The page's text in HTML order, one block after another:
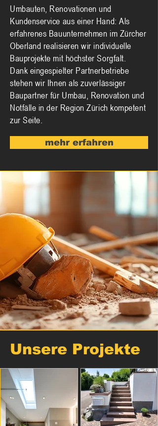
Umbauten, Renovationen und
Kundenservice aus einer Hand: Als
erfahrenes Bauunternehmen im Zürcher
Oberland realisieren wir individuelle
Bauprojekte mit höchster Sorgfalt.
Dank eingespielter Partnerbetriebe
stehen wir Ihnen als zuverlässiger
Baupartner für Umbau, Renovation und
Notfälle in der Region Zürich kompetent
zur Seite.
mehr erfahren
Unsere Projekte